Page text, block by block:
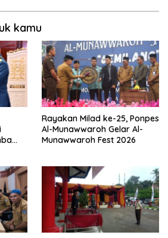
kamu
Rayakan Milad ke-25, Ponpes
Al-Munawwaroh Gelar Al-
Munawwaroh Fest 2026